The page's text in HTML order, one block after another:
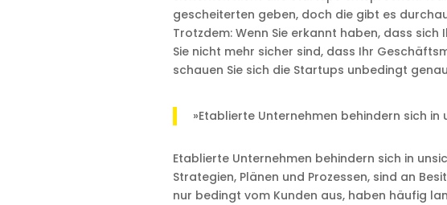
gescheiterten geben, doch die gibt es
Trotzdem: Wenn Sie erkannt haben, dass
Sie nicht mehr sicher sind, dass Ihr
schauen Sie sich die Startups unbedingt
»Etablierte Unternehmen behindern sich in
Etablierte Unternehmen behindern sich in
Strategien, Plänen und Prozessen, sind an
nur bedingt vom Kunden aus, haben häufig